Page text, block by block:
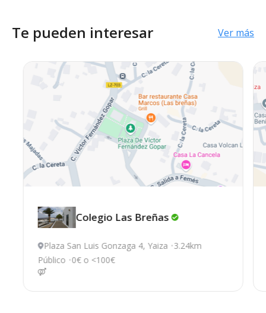
Te pueden interesar Ver más
Colegio Las Breñas
Plaza San Luis Gonzaga 4, Yaiza 3.24km
Público 0€ o <100€